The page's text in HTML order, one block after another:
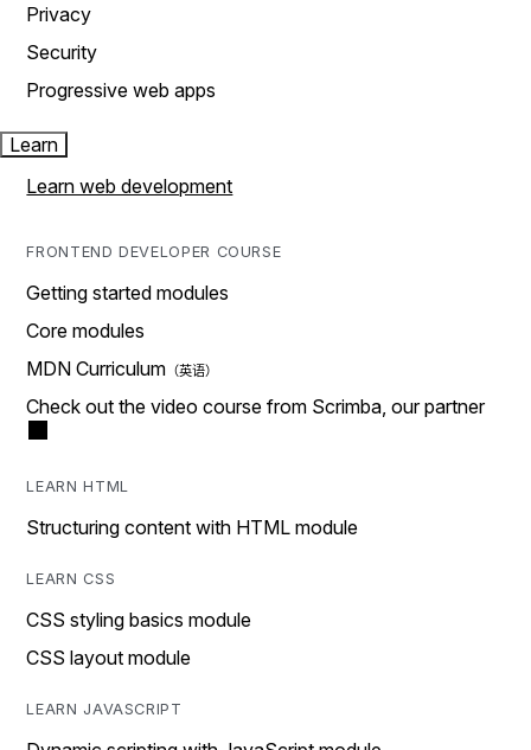
Privacy
Security
Progressive web apps
Learn
Learn web development
FRONTEND DEVELOPER COURSE
Getting started modules
Core modules
MDN Curriculum
Check out the video course from Scrimba, our partner
LEARN HTML
Structuring content with HTML module
LEARN CSS
CSS styling basics module
CSS layout module
LEARN JAVASCRIPT